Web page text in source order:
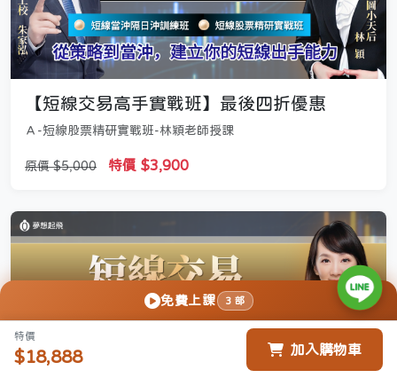
【短線交易高手實戰班】最後四折優惠
Ａ-短線股票精研實戰班-林穎老師授課
原價 $5,000 特價 $3,900
免費上課 3 部
特價
$18,888 加入購物車